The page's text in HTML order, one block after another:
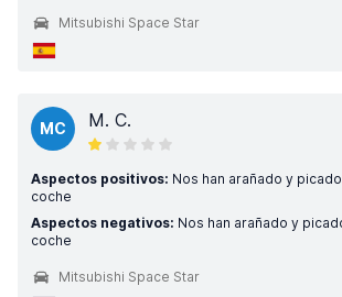
Mitsubishi Space Star
MC M. C.
Aspectos positivos: Nos han arañado y
coche
Aspectos negativos: Nos han arañado y
coche
Mitsubishi Space Star